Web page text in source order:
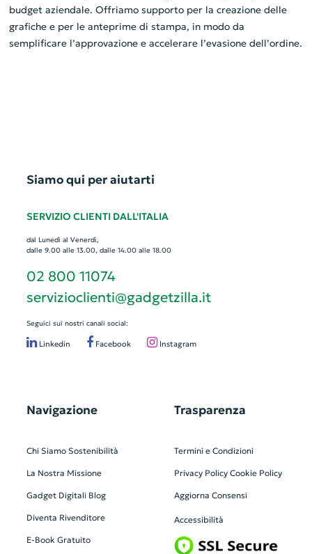
budget aziendale. Offriamo supporto per la creazione delle
grafiche e per le anteprime di stampa, in modo da
semplificare l’approvazione e accelerare l’evasione dell’ordine.
Siamo qui per aiutarti
SERVIZIO CLIENTI DALL'ITALIA
dal Lunedì al Venerdì,
dalle 9.00 alle 13.00, dalle 14.00 alle 18.00
02 800 11074
servizioclienti@gadgetzilla.it
Seguici sui nostri canali social:
Linkedin Facebook Instagram
Navigazione
Chi Siamo Sostenibilità
La Nostra Missione
Gadget Digitali Blog
Diventa Rivenditore
E-Book Gratuito
Trasparenza
Termini e Condizioni
Privacy Policy Cookie Policy
Aggiorna Consensi
Accessibilità